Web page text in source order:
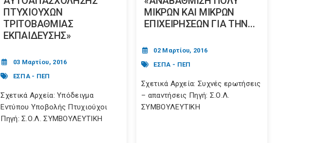
ΠΤΥΧΙΟΥΧΩΝ
ΤΡΙΤΟΒΑΘΜΙΑΣ
ΕΚΠΑΙΔΕΥΣΗΣ»
03 Μαρτίου, 2016
ΕΣΠΑ - ΠΕΠ
Σχετικά Αρχεία: Υπόδειγμα
Εντύπου Υποβολής Πτυχιούχοι
Πηγή: Σ.Ο.Λ. ΣΥΜΒΟΥΛΕΥΤΙΚΗ
ΜΙΚΡΩΝ ΚΑΙ ΜΙΚΡΩΝ
ΕΠΙΧΕΙΡΗΣΕΩΝ ΓΙΑ ΤΗΝ...
02 Μαρτίου, 2016
ΕΣΠΑ - ΠΕΠ
Σχετικά Αρχεία: Συχνές ερωτήσεις
– απαντήσεις Πηγή: Σ.Ο.Λ.
ΣΥΜΒΟΥΛΕΥΤΙΚΗ